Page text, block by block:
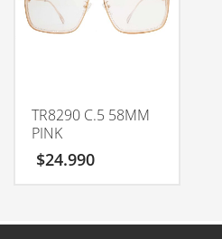
TR8290 C.5 58MM
PINK
$24.990